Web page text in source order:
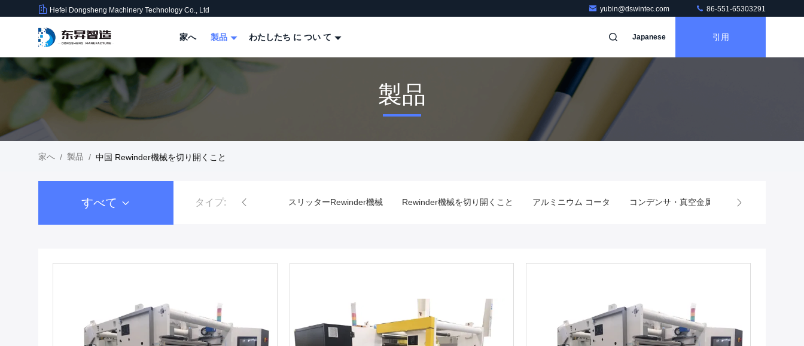
Hefei Dongsheng Machinery Technology Co., Ltd yubin@dswintec.com 86-551-65303291
家へ 製品 わたしたち に つい て Japanese 引用
製品
家へ / 製品 / 中国 Rewinder機械を切り開くこと
すべて タイプ:
フィルムのRewinder機械 スリッターRewinder機械 Rewinder機械を切り開くこと アルミニウム コータ コンデンサ・真空金属化器